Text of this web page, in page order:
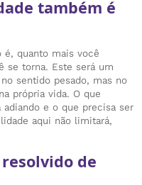
também é
é, quanto mais você
se torna. Este será um
sentido pesado, mas no
própria vida. O que
e o que precisa ser
aqui não limitará,
de